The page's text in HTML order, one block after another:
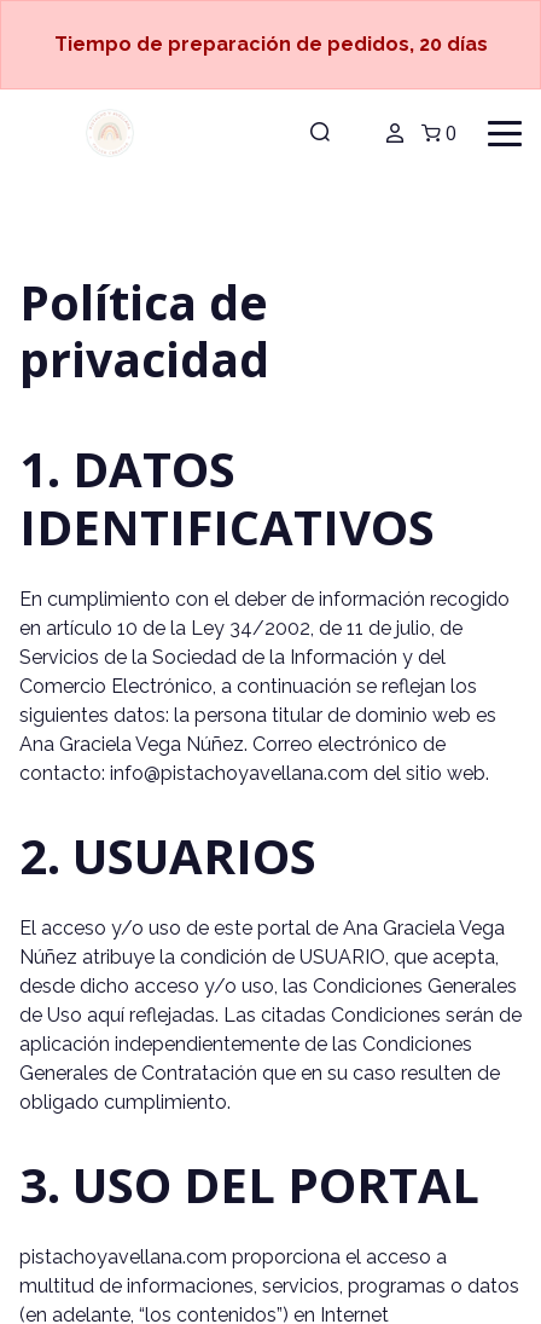
Tiempo de preparación de pedidos, 20 días
0
Política de
privacidad
1. DATOS
IDENTIFICATIVOS
En cumplimiento con el deber de información recogido
en artículo 10 de la Ley 34/2002, de 11 de julio, de
Servicios de la Sociedad de la Información y del
Comercio Electrónico, a continuación se reflejan los
siguientes datos: la persona titular de dominio web es
Ana Graciela Vega Núñez. Correo electrónico de
contacto: info@pistachoyavellana.com del sitio web.
2. USUARIOS
El acceso y/o uso de este portal de Ana Graciela Vega
Núñez atribuye la condición de USUARIO, que acepta,
desde dicho acceso y/o uso, las Condiciones Generales
de Uso aquí reflejadas. Las citadas Condiciones serán de
aplicación independientemente de las Condiciones
Generales de Contratación que en su caso resulten de
obligado cumplimiento.
3. USO DEL PORTAL
pistachoyavellana.com proporciona el acceso a
multitud de informaciones, servicios, programas o datos
(en adelante, “los contenidos”) en Internet